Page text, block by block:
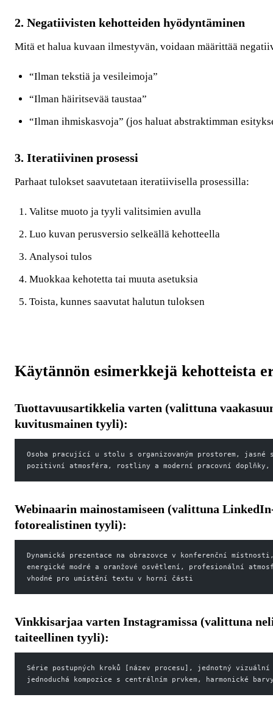
2. Negatiivisten kehotteiden hyödyntäminen
Mitä et halua kuvaan ilmestyvän, voidaan määrittää
“Ilman tekstiä ja vesileimoja”
“Ilman häiritsevää taustaa”
“Ilman ihmiskasvoja” (jos haluat abstraktimman
3. Iteratiivinen prosessi
Parhaat tulokset saavutetaan iteratiivisella prosessilla:
Valitse muoto ja tyyli valitsimien avulla
Luo kuvan perusversio selkeällä kehotteella
Analysoi tulos
Muokkaa kehotetta tai muuta asetuksia
Toista, kunnes saavutat halutun tuloksen
Käytännön esimerkkejä kehotteista
Tuottavuusartikkelia varten (valittuna
kuvitusmainen tyyli):
Osoba pracující u stolu s organizovaným prostorem,
pozitivní atmosféra, rostliny a moderní pracovní doplňky,
Webinaarin mainostamiseen (valittuna
fotorealistinen tyyli):
Dynamická prezentace na obrazovce v konferenční
energické modré a oranžové osvětlení, profesionální
vhodné pro umístění textu v horní části
Vinkkisarjaa varten Instagramissa (valittuna
taiteellinen tyyli):
Série postupných kroků [název procesu], jednotný
jednoduchá kompozice s centrálním prvkem, harmonické